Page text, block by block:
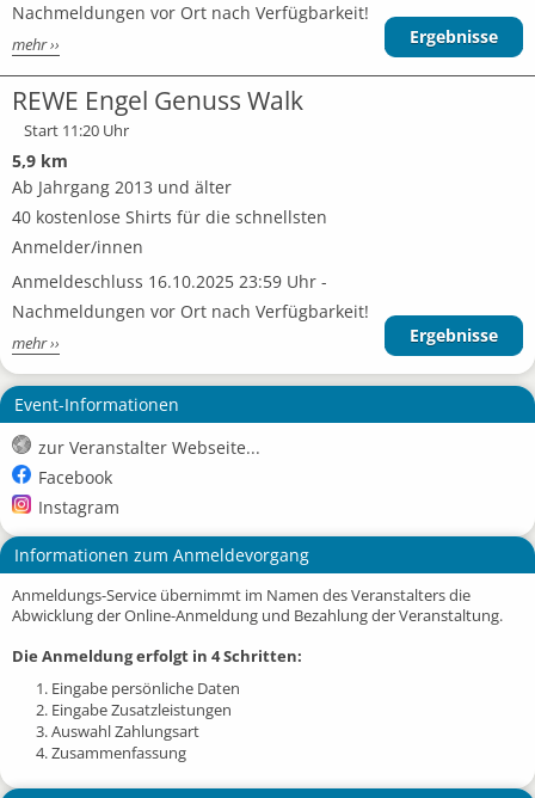
Nachmeldungen vor Ort nach Verfügbarkeit!
mehr ›› Ergebnisse
REWE Engel Genuss Walk
Start 11:20 Uhr
5,9 km
Ab Jahrgang 2013 und älter
40 kostenlose Shirts für die schnellsten
Anmelder/innen
Anmeldeschluss 16.10.2025 23:59 Uhr -
Nachmeldungen vor Ort nach Verfügbarkeit!
mehr ›› Ergebnisse
Event-Informationen
zur Veranstalter Webseite...
Facebook
Instagram
Informationen zum Anmeldevorgang
Anmeldungs-Service übernimmt im Namen des Veranstalters die
Abwicklung der Online-Anmeldung und Bezahlung der Veranstaltung.
Die Anmeldung erfolgt in 4 Schritten:
1. Eingabe persönliche Daten
2. Eingabe Zusatzleistungen
3. Auswahl Zahlungsart
4. Zusammenfassung